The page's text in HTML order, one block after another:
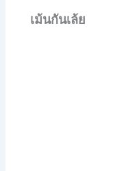
เม้นกันเล้ย